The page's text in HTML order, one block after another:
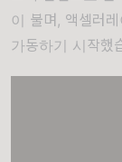
이 불며, 액셀러
가동하기 시작했